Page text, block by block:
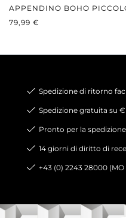
APPENDINO BOHO
PREZZO NORMALE:
79,99 €
Spedizione di ritorno
Spedizione gratuita su €
Pronto per la
14 giorni di diritto di
+43 (0) 2243 28000 (MO